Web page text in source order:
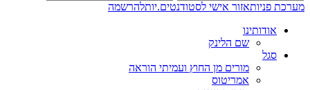
מערכת פניותאזור אישי לסטודנטים.יותלהרשמה
אודותינו
שם הלינק
סגל
מורים מן החוץ ועמיתי הוראה
אמריטוס